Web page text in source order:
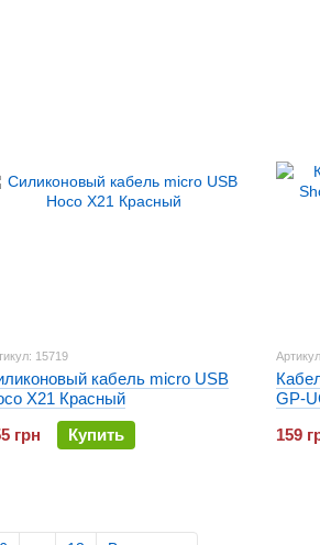
15719
кабель micro USB
X21 Красный
грн
Купить
GP-
159